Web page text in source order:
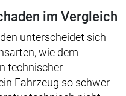
im Vergleich
unterscheidet sich
wie dem
technischer
Fahrzeug so schwer